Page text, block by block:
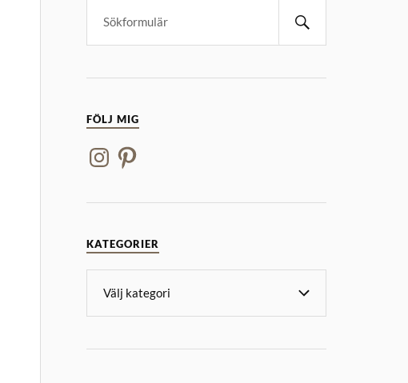
FÖLJ MIG
KATEGORIER